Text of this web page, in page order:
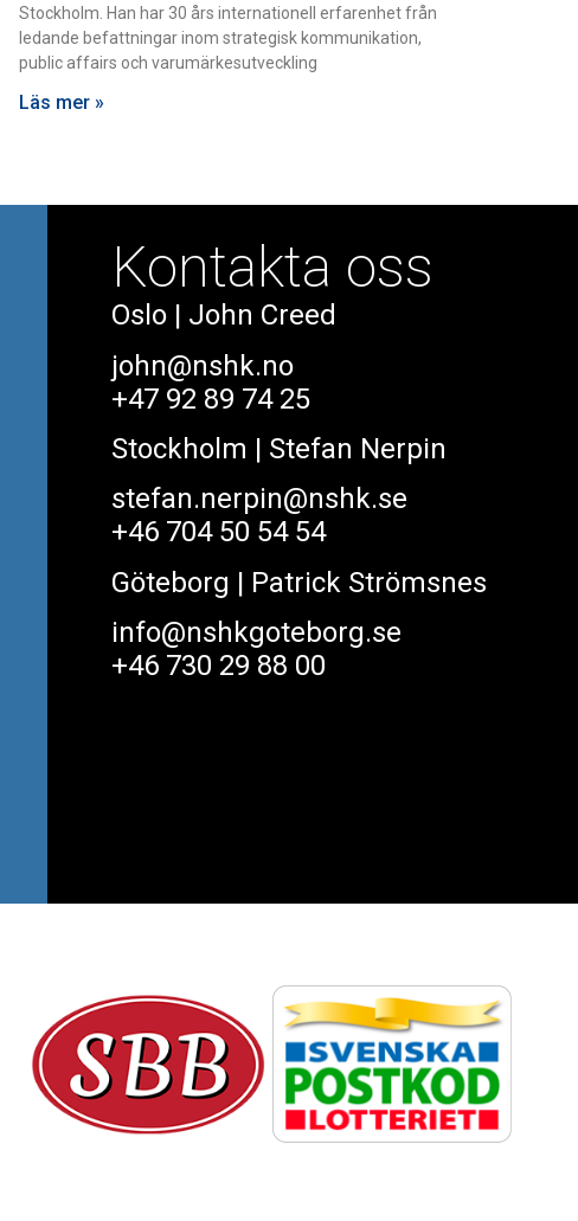
Stockholm. Han har 30 års internationell erfarenhet från
ledande befattningar inom strategisk kommunikation,
public affairs och varumärkesutveckling
Läs mer »
Kontakta oss
Oslo| John Creed
john@nshk.no
+47 92 89 74 25
Stockholm | Stefan Nerpin
stefan.nerpin@nshk.se
+46 704 50 54 54
Göteborg | Patrick Strömsnes
info@nshkgoteborg.se
+46 730 29 88 00